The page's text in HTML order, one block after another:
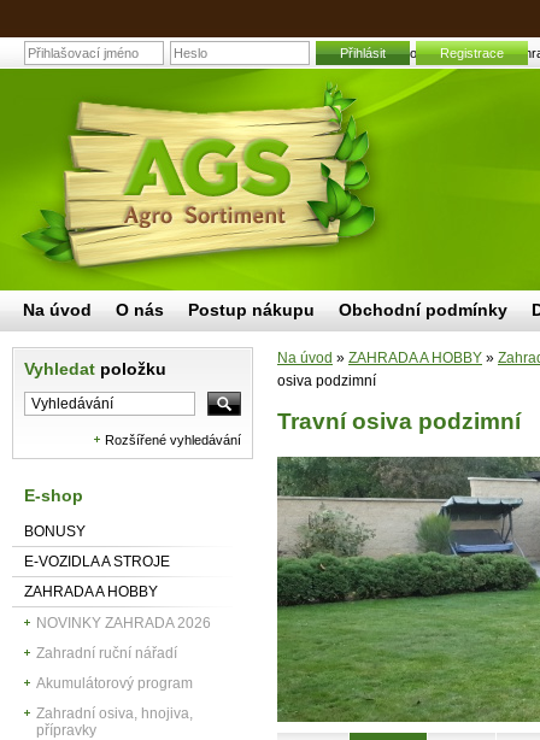
Travní osiva podzimní |
Přihlásit Registrace
Vyhledat položku
Rozšířené vyhledávání
E-shop
BONUSY
E-VOZIDLA A STROJE
ZAHRADA A HOBBY
NOVINKY ZAHRADA 2026
Zahradní ruční nářadí
Akumulátorový program
Zahradní osiva, hnojiva,
přípravky
Na úvod » ZAHRADA A HOBBY »
osiva podzimní
Travní osiva podzimní
Na úvod O nás Postup nákupu Obchodní podmínky